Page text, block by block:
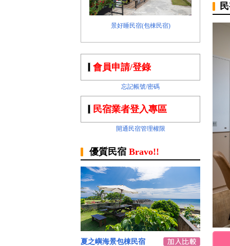
景好睡民宿(包棟民宿)
會員申請/登錄
忘記帳號/密碼
民宿業者登入專區
開通民宿管理權限
優質民宿 Bravo!!
夏之嶼海景包棟民宿